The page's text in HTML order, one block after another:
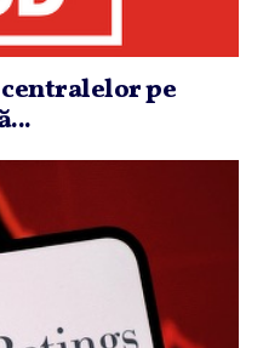
centralelor pe